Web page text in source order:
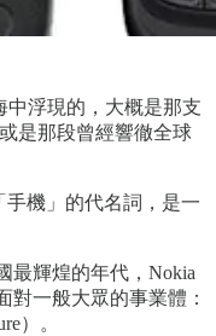
中浮現的，大概是那支
是那段曾經響徹全球
機」的代名詞，是一
最輝煌的年代，Nokia
對一般大眾的事業體：
）。